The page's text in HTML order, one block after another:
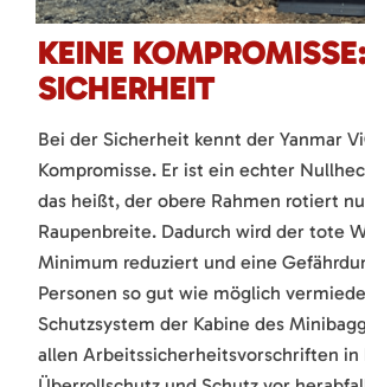
KEINE
SICHERHEIT
Bei der Sicherheit kennt der Yanmar
Kompromisse. Er ist ein echter
das heißt, der obere Rahmen rotiert
Raupenbreite. Dadurch wird der tote
Minimum reduziert und eine
Personen so gut wie möglich
Schutzsystem der Kabine des
allen Arbeitssicherheitsvorschriften in